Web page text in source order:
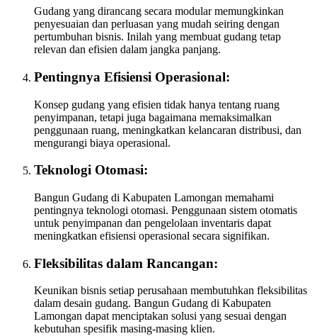
Gudang yang dirancang secara modular memungkinkan
penyesuaian dan perluasan yang mudah seiring dengan
pertumbuhan bisnis. Inilah yang membuat gudang tetap
relevan dan efisien dalam jangka panjang.
Pentingnya Efisiensi Operasional:
Konsep gudang yang efisien tidak hanya tentang ruang
penyimpanan, tetapi juga bagaimana memaksimalkan
penggunaan ruang, meningkatkan kelancaran distribusi, dan
mengurangi biaya operasional.
Teknologi Otomasi:
Bangun Gudang di Kabupaten Lamongan memahami
pentingnya teknologi otomasi. Penggunaan sistem otomatis
untuk penyimpanan dan pengelolaan inventaris dapat
meningkatkan efisiensi operasional secara signifikan.
Fleksibilitas dalam Rancangan:
Keunikan bisnis setiap perusahaan membutuhkan fleksibilitas
dalam desain gudang. Bangun Gudang di Kabupaten
Lamongan dapat menciptakan solusi yang sesuai dengan
kebutuhan spesifik masing-masing klien.